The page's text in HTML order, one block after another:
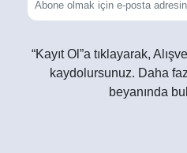
“Kayıt Ol”a tıklayarak,
kaydolursunuz. Daha
beyanında